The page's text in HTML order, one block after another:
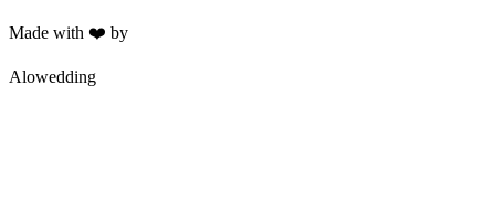
Made with ❤️ by
Alowedding